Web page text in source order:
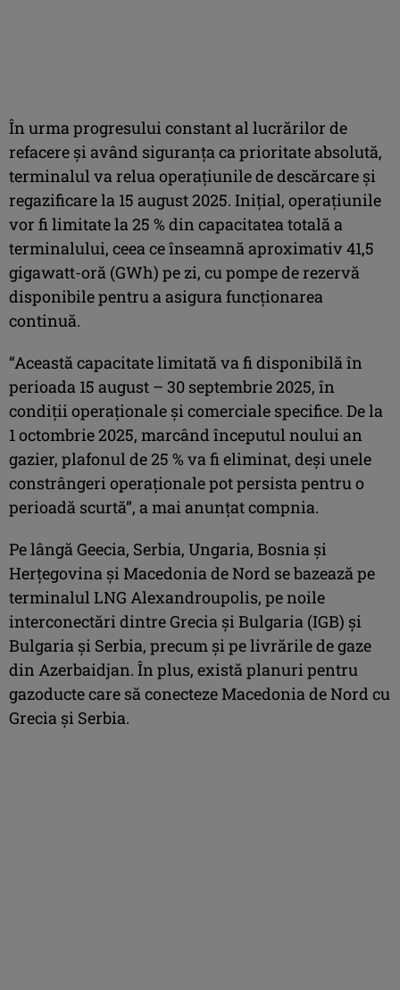
În urma progresului constant al lucrărilor de
refacere și având siguranța ca prioritate absolută,
terminalul va relua operațiunile de descărcare și
regazificare la 15 august 2025. Inițial, operațiunile
vor fi limitate la 25 % din capacitatea totală a
terminalului, ceea ce înseamnă aproximativ 41,5
gigawatt-oră (GWh) pe zi, cu pompe de rezervă
disponibile pentru a asigura funcționarea
continuă.
“Această capacitate limitată va fi disponibilă în
perioada 15 august – 30 septembrie 2025, în
condiții operaționale și comerciale specifice. De la
1 octombrie 2025, marcând începutul noului an
gazier, plafonul de 25 % va fi eliminat, deși unele
constrângeri operaționale pot persista pentru o
perioadă scurtă”, a mai anunțat compnia.
Pe lângă Geecia, Serbia, Ungaria, Bosnia și
Herțegovina și Macedonia de Nord se bazează pe
terminalul LNG Alexandroupolis, pe noile
interconectări dintre Grecia și Bulgaria (IGB) și
Bulgaria și Serbia, precum și pe livrările de gaze
din Azerbaidjan. În plus, există planuri pentru
gazoducte care să conecteze Macedonia de Nord cu
Grecia și Serbia.